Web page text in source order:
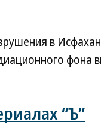
в
фона
“Ъ”